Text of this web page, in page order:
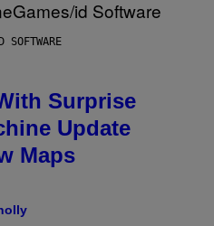
SOFTWARE
Surprise
Update
Maps